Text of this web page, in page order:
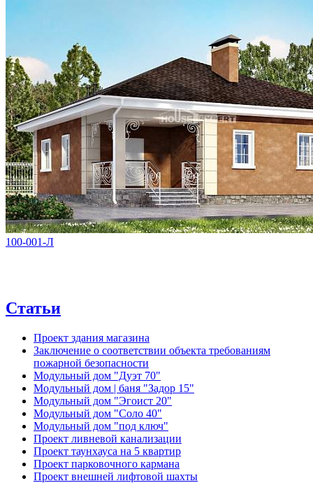
100-001-Л
Статьи
Проект здания магазина
Заключение о соответствии объекта требованиям
пожарной безопасности
Модульный дом "Дуэт 70"
Модульный дом | баня "Задор 15"
Модульный дом "Эгоист 20"
Модульный дом "Соло 40"
Модульный дом "под ключ"
Проект ливневой канализации
Проект таунхауса на 5 квартир
Проект парковочного кармана
Проект внешней лифтовой шахты